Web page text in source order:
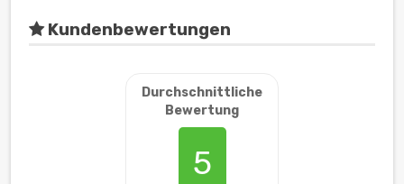
Kundenbewertungen
Durchschnittliche
Bewertung
5